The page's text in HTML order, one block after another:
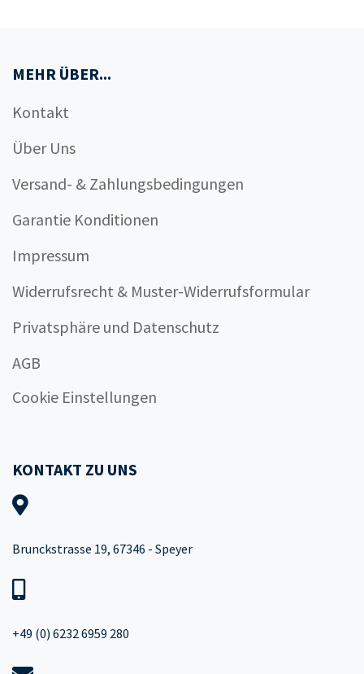
MEHR ÜBER...
Kontakt
Über Uns
Versand- & Zahlungsbedingungen
Garantie Konditionen
Impressum
Widerrufsrecht & Muster-Widerrufsformular
Privatsphäre und Datenschutz
AGB
Cookie Einstellungen
KONTAKT ZU UNS
Brunckstrasse 19, 67346 - Speyer
+49 (0) 6232 6959 280